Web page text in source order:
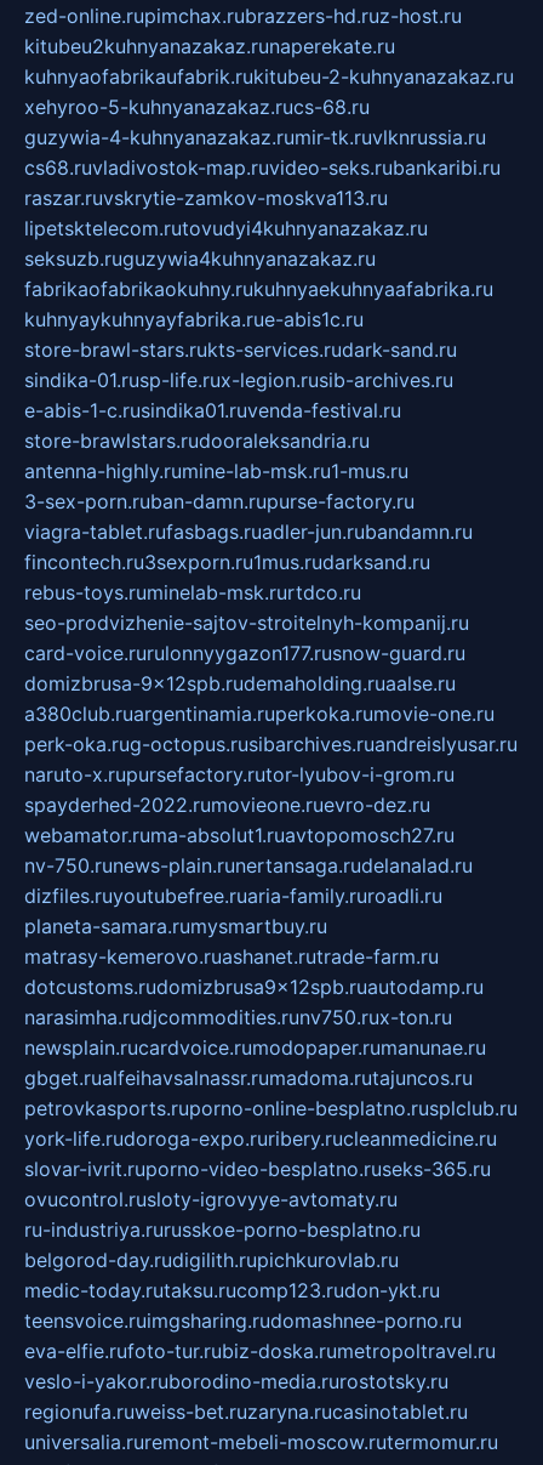
zed-online.rupimchax.rubrazzers-hd.ruz-host.ru
kitubeu2kuhnyanazakaz.runaperekate.ru
kuhnyaofabrikaufabrik.rukitubeu-2-kuhnyanazakaz.ru
xehyroo-5-kuhnyanazakaz.rucs-68.ru
guzywia-4-kuhnyanazakaz.rumir-tk.ruvlknrussia.ru
cs68.ruvladivostok-map.ruvideo-seks.rubankaribi.ru
raszar.ruvskrytie-zamkov-moskva113.ru
lipetsktelecom.rutovudyi4kuhnyanazakaz.ru
seksuzb.ruguzywia4kuhnyanazakaz.ru
fabrikaofabrikaokuhny.rukuhnyaekuhnyaafabrika.ru
kuhnyaykuhnyayfabrika.rue-abis1c.ru
store-brawl-stars.rukts-services.rudark-sand.ru
sindika-01.rusp-life.rux-legion.rusib-archives.ru
e-abis-1-c.rusindika01.ruvenda-festival.ru
store-brawlstars.rudooraleksandria.ru
antenna-highly.rumine-lab-msk.ru1-mus.ru
3-sex-porn.ruban-damn.rupurse-factory.ru
viagra-tablet.rufasbags.ruadler-jun.rubandamn.ru
fincontech.ru3sexporn.ru1mus.rudarksand.ru
rebus-toys.ruminelab-msk.rurtdco.ru
seo-prodvizhenie-sajtov-stroitelnyh-kompanij.ru
card-voice.rurulonnyygazon177.rusnow-guard.ru
domizbrusa-9x12spb.rudemaholding.ruaalse.ru
a380club.ruargentinamia.ruperkoka.rumovie-one.ru
perk-oka.rug-octopus.rusibarchives.ruandreislyusar.ru
naruto-x.rupursefactory.rutor-lyubov-i-grom.ru
spayderhed-2022.rumovieone.ruevro-dez.ru
webamator.ruma-absolut1.ruavtopomosch27.ru
nv-750.runews-plain.runertansaga.rudelanalad.ru
dizfiles.ruyoutubefree.ruaria-family.ruroadli.ru
planeta-samara.rumysmartbuy.ru
matrasy-kemerovo.ruashanet.rutrade-farm.ru
dotcustoms.rudomizbrusa9x12spb.ruautodamp.ru
narasimha.rudjcommodities.runv750.rux-ton.ru
newsplain.rucardvoice.rumodopaper.rumanunae.ru
gbget.rualfeihavsalnassr.rumadoma.rutajuncos.ru
petrovkasports.ruporno-online-besplatno.rusplclub.ru
york-life.rudoroga-expo.ruribery.rucleanmedicine.ru
slovar-ivrit.ruporno-video-besplatno.ruseks-365.ru
ovucontrol.rusloty-igrovyye-avtomaty.ru
ru-industriya.rurusskoe-porno-besplatno.ru
belgorod-day.rudigilith.rupichkurovlab.ru
medic-today.rutaksu.rucomp123.rudon-ykt.ru
teensvoice.ruimgsharing.rudomashnee-porno.ru
eva-elfie.rufoto-tur.rubiz-doska.rumetropoltravel.ru
veslo-i-yakor.ruborodino-media.rurostotsky.ru
regionufa.ruweiss-bet.ruzaryna.rucasinotablet.ru
universalia.ruremont-mebeli-moscow.rutermomur.ru